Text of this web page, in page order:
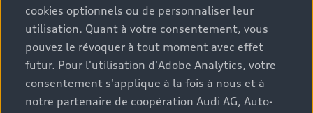
Modèles électriques
Hybrides plug-in
Configurateur
Véhicules neufs disponibles
Audi Gebrauchtwagen :plus
Accessoires d'origine Audi
Audi Services
Services numériques Audi
Espace client
Contact
Trouver mon partenaire Audi
Audi World
cookies optionnels ou de personnaliser leur
utilisation. Quant à votre consentement, vous
pouvez le révoquer à tout moment avec effet
futur. Pour l'utilisation d'Adobe Analytics, votre
consentement s'applique à la fois à nous et à
notre partenaire de coopération Audi AG, Auto-